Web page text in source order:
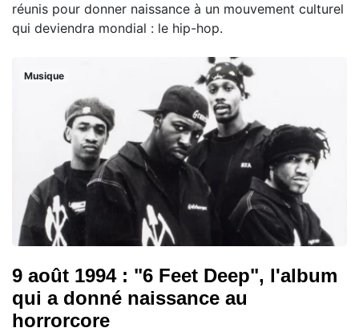
réunis pour donner naissance à un mouvement culturel
qui deviendra mondial : le hip-hop.
Musique
9 août 1994 : "6 Feet Deep", l'album
qui a donné naissance au
horrorcore